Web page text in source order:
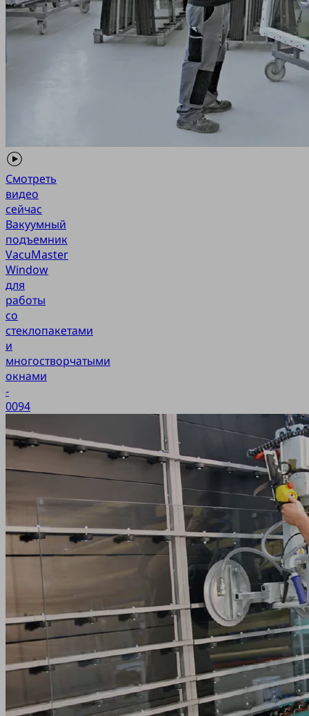
Смотреть
видео
сейчас
Вакуумный
подъемник
VacuMaster
Window
для
работы
со
стеклопакетами
и
многостворчатыми
окнами
-
0094